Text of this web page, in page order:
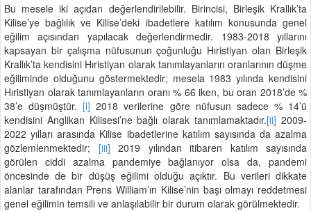
Bu mesele iki açıdan değerlendirilebilir. Birincisi, Birleşik Krallık’ta
Kilise’ye bağlılık ve Kilise’deki ibadetlere katılım konusunda genel
eğilim açısından yapılacak değerlendirmedir. 1983-2018 yıllarını
kapsayan bir çalışma nüfusunun çoğunluğu Hıristiyan olan Birleşik
Krallık’ta kendisini Hıristiyan olarak tanımlayanların oranlarının düşme
eğiliminde olduğunu göstermektedir; mesela 1983 yılında kendisini
Hıristiyan olarak tanımlayanların oranı % 66 iken, bu oran 2018’de %
38’e düşmüştür. [i] 2018 verilerine göre nüfusun sadece % 14’ü
kendisini Anglikan Kilisesi’ne bağlı olarak tanımlamaktadır.[ii] 2009-
2022 yılları arasında Kilise ibadetlerine katılım sayısında da azalma
gözlemlenmektedir; [iii] 2019 yılından itibaren katılım sayısında
görülen ciddi azalma pandemiye bağlanıyor olsa da, pandemi
öncesinde de bir düşüş eğilimi olduğu açıktır. Bu verileri dikkate
alanlar tarafından Prens William’ın Kilise’nin başı olmayı reddetmesi
genel eğilimin temsili ve anlaşılabilir bir durum olarak görülmektedir.